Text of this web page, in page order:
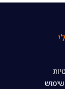
שימוש